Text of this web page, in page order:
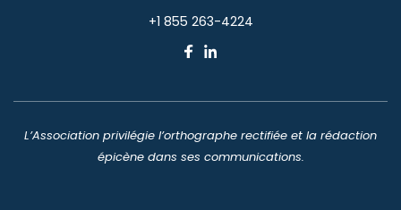
+1 855 263-4224
L’Association privilégie l’orthographe rectifiée et la rédaction
épicène dans ses communications.